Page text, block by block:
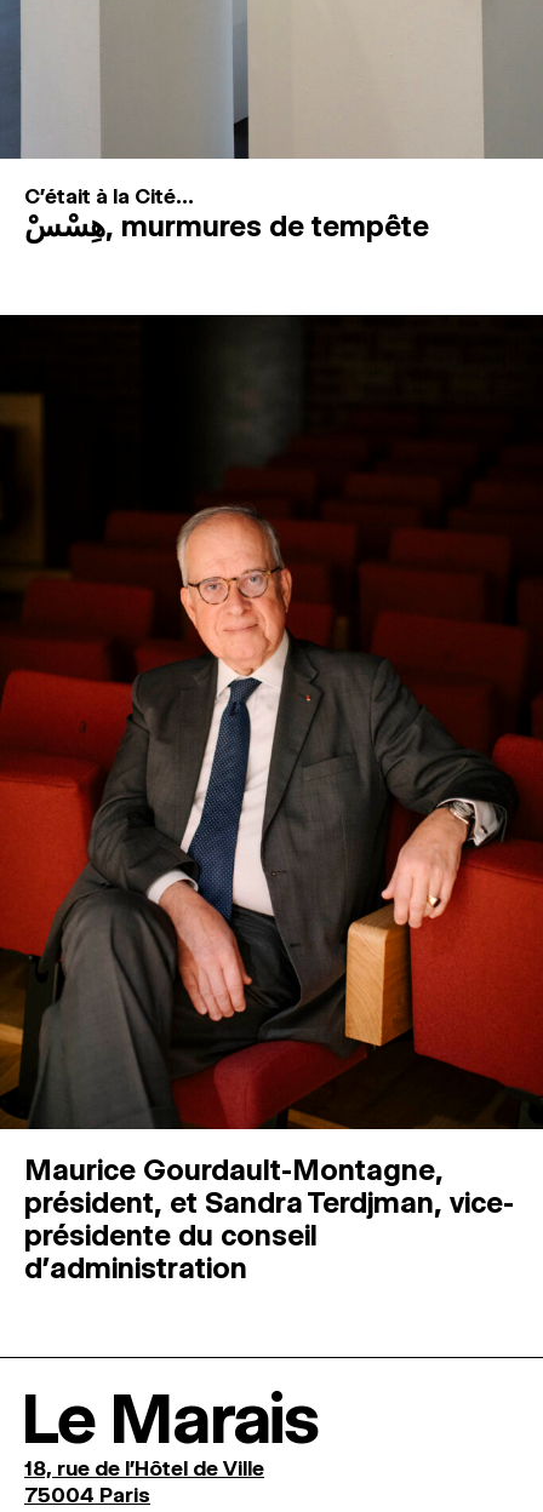
C'était à la Cité...
هِسْسْ, murmures de tempête
Maurice Gourdault-Montagne,
président, et Sandra Terdjman, vice-
présidente du conseil
d’administration
Le Marais
18, rue de l'Hôtel de Ville
75004 Paris